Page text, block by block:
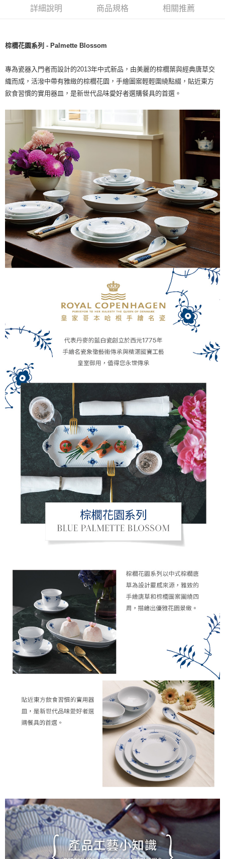
詳細說明 商品規格 相關推薦
棕櫚花園系列 - Palmette Blossom
專為瓷器入門者而設計的2013年中式新品，由美麗的棕櫚葉與經典唐草交
織而成，活潑中帶有雅緻的棕櫚花園，手繪圖案輕輕圍繞點綴，貼近東方
飲食習慣的實用器皿，是新世代品味愛好者選購餐具的首選。